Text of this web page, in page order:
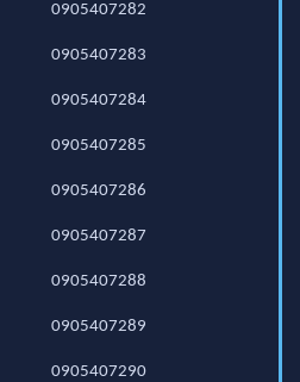
0905407282
0905407283
0905407284
0905407285
0905407286
0905407287
0905407288
0905407289
0905407290